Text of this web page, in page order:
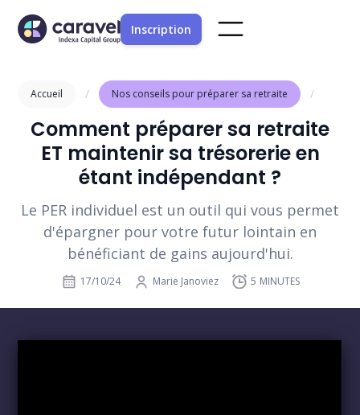
Inscription
Accueil / Nos conseils pour préparer sa retraite /
Comment préparer sa retraite
ET maintenir sa trésorerie en
étant indépendant ?
Le PER individuel est un outil qui vous permet
d'épargner pour votre futur lointain en
bénéficiant de gains aujourd'hui.
17/10/24 Marie Janoviez 5 MINUTES